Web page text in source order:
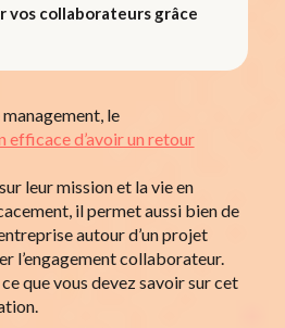
vos collaborateurs grâce
le
efficace d’avoir un retour
leur mission et la vie en
il permet aussi bien de
autour d’un projet
l’engagement collaborateur.
que vous devez savoir sur cet